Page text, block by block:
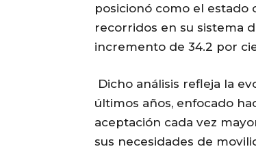
posicionó como el
recorridos en su sistema
incremento de 34.2 por
Dicho análisis refleja la
últimos años, enfocado
aceptación cada vez
sus necesidades de